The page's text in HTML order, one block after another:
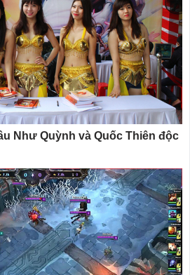
Như Quỳnh và Quốc Thiên độc